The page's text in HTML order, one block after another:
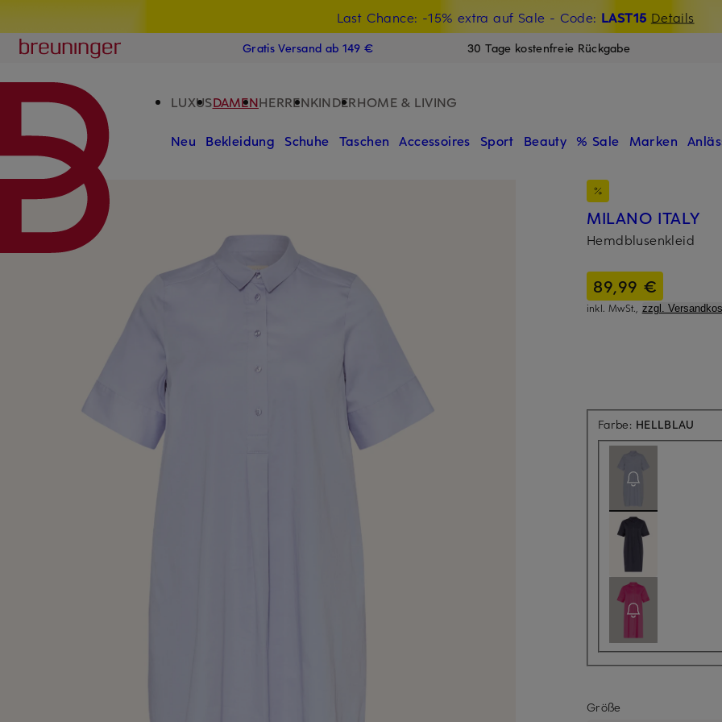
Last Chance: -15% extra auf Sale - Code: LAST15 Details
15€-Willkommensgutschein mit Beyond sichern
Breuninger
Gratis Versand ab 149 € 30 Tage kostenfreie Rückgabe
LUXUSDAMENHERRENKINDERHOME & LIVING
Neu Bekleidung Schuhe Taschen Accessoires Sport Beauty % Sale Marken
MILANO ITALY
Hemdblusenkleid
89,99 €
inkl. MwSt., zzgl.
Farbe: HELLBLAU
Größe